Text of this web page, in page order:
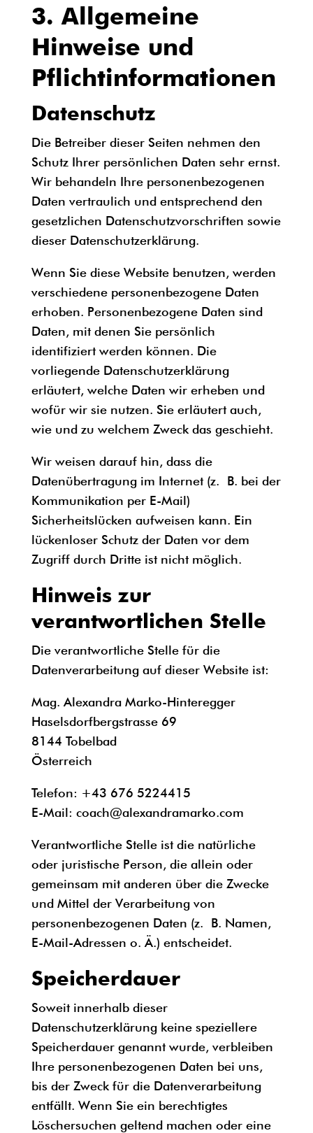
3. Allgemeine
Hinweise und
Pflicht­informationen
Datenschutz
Die Betreiber dieser Seiten nehmen den
Schutz Ihrer persönlichen Daten sehr ernst.
Wir behandeln Ihre personenbezogenen
Daten vertraulich und entsprechend den
gesetzlichen Datenschutzvorschriften sowie
dieser Datenschutzerklärung.
Wenn Sie diese Website benutzen, werden
verschiedene personenbezogene Daten
erhoben. Personenbezogene Daten sind
Daten, mit denen Sie persönlich
identifiziert werden können. Die
vorliegende Datenschutzerklärung
erläutert, welche Daten wir erheben und
wofür wir sie nutzen. Sie erläutert auch,
wie und zu welchem Zweck das geschieht.
Wir weisen darauf hin, dass die
Datenübertragung im Internet (z. B. bei der
Kommunikation per E-Mail)
Sicherheitslücken aufweisen kann. Ein
lückenloser Schutz der Daten vor dem
Zugriff durch Dritte ist nicht möglich.
Hinweis zur
verantwortlichen Stelle
Die verantwortliche Stelle für die
Datenverarbeitung auf dieser Website ist:
Mag. Alexandra Marko-Hinteregger
Haselsdorfbergstrasse 69
8144 Tobelbad
Österreich
Telefon: +43 676 5224415
E-Mail: coach@alexandramarko.com
Verantwortliche Stelle ist die natürliche
oder juristische Person, die allein oder
gemeinsam mit anderen über die Zwecke
und Mittel der Verarbeitung von
personenbezogenen Daten (z. B. Namen,
E-Mail-Adressen o. Ä.) entscheidet.
Speicherdauer
Soweit innerhalb dieser
Datenschutzerklärung keine speziellere
Speicherdauer genannt wurde, verbleiben
Ihre personenbezogenen Daten bei uns,
bis der Zweck für die Datenverarbeitung
entfällt. Wenn Sie ein berechtigtes
Löschersuchen geltend machen oder eine